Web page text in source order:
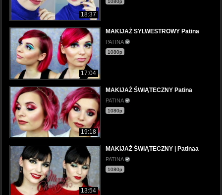
18:37
1080p
17:04
MAKIJAŻ SYLWESTROWY Patina
PATINA
1080p
19:18
MAKIJAŻ ŚWIĄTECZNY Patina
PATINA
1080p
13:54
MAKIJAŻ ŚWIĄTECZNY | Patinaa
PATINA
1080p